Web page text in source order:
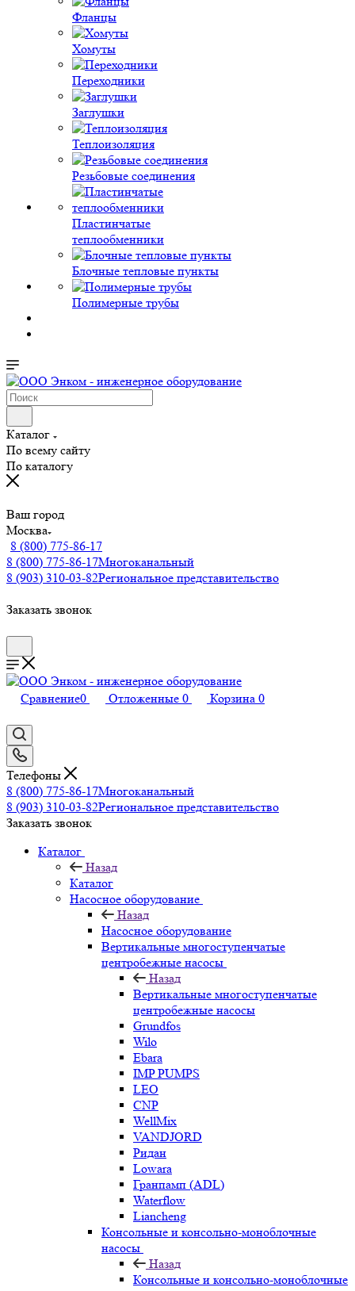
Фланцы
Хомуты
Переходники
Заглушки
Теплоизоляция
Резьбовые соединения
Пластинчатые
теплообменники
Блочные тепловые пункты
Полимерные трубы
Каталог
По всему сайту
По каталогу
Ваш город
Москва
8 (800) 775-86-17
8 (800) 775-86-17Многоканальный
8 (903) 310-03-82Региональное представительство
Заказать звонок
Сравнение0 Отложенные 0 Корзина 0
Телефоны
8 (800) 775-86-17Многоканальный
8 (903) 310-03-82Региональное представительство
Заказать звонок
Каталог
Назад
Каталог
Насосное оборудование
Назад
Насосное оборудование
Вертикальные многоступенчатые
центробежные насосы
Назад
Вертикальные многоступенчатые
центробежные насосы
Grundfos
Wilo
Ebara
IMP PUMPS
LEO
CNP
WellMix
VANDJORD
Ридан
Lowara
Гранпамп (ADL)
Waterflow
Liancheng
Консольные и консольно-моноблочные
насосы
Назад
Консольные и консольно-моноблочные